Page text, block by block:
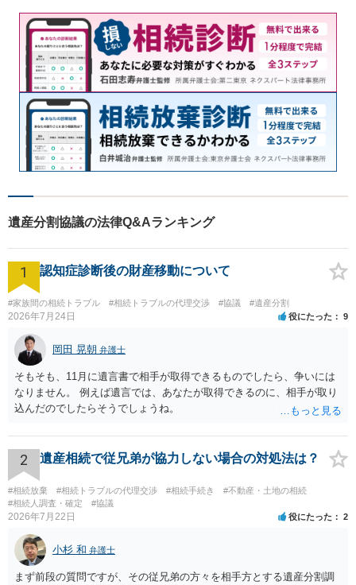
遺産分割協議の法律Q&Aランキング
1 認知症診断後の財産移動について
#家族間の相続トラブル #相続トラブルの代理交渉 #協議 #遺産分割
2026年7月24日 役にたった 9
岡田 晃朝 弁護士
そもそも、11月に遺言書で相手が取得できるものでしたら、争いには
なりません。 例えば遺言では、あなたが取得できるのに、相手が取り
込んだのでしたらそうでしょうね。
2 遺産相続で従兄弟が協力しない場合の対処法は？
#相続放棄 #相続トラブルの代理交渉 #相続手続き
#不動産・土地の相続
#相続人調査・確定
#協議
2026年7月22日 役にたった 2
小杉 和 弁護士
まず前段の質問ですが、その従兄弟の方々を相手方とする遺産分割調